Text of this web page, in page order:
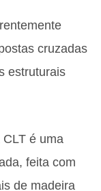
cruzadas
estruturais
é uma
feita com
de madeira